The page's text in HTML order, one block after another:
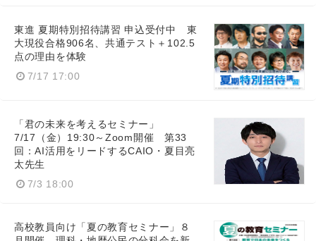
東進 夏期特別招待講習 申込受付中 東
大現役合格906名、共通テスト＋102.5
点の理由を体験
7/17 17:00
「君の未来を考えるセミナー」
7/17（金）19:30～Zoom開催 第33
回：AI活用をリードするCAIO・夏目亮
太先生
7/3 18:00
高校教員向け「夏の教育セミナー」８